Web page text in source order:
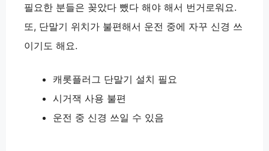
필요한 분들은 꽂았다 뺐다 해야 해서 번거로워요.
또, 단말기 위치가 불편해서 운전 중에 자꾸 신경 쓰
이기도 해요.
캐롯플러그 단말기 설치 필요
시거잭 사용 불편
운전 중 신경 쓰일 수 있음